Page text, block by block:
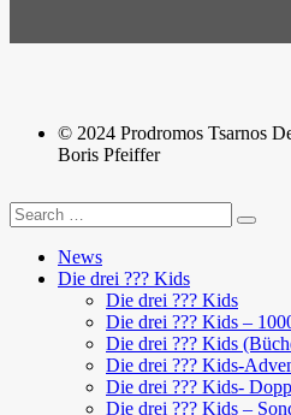
© 2024 Prodromos Tsarnos
Boris Pfeiffer
News
Die drei ??? Kids
Die drei ??? Kids
Die drei ??? Kids –
Die drei ??? Kids
Die drei ??? Kids-
Die drei ??? Kids-
Die drei ??? Kids –